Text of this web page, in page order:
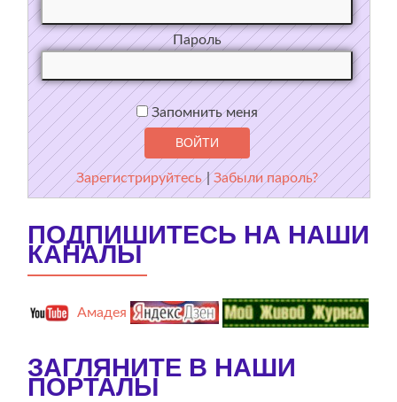
Пароль
Запомнить меня
Зарегистрируйтесь |Забыли пароль?
ПОДПИШИТЕСЬ НА НАШИ
КАНАЛЫ
Амадея
ЗАГЛЯНИТЕ В НАШИ
ПОРТАЛЫ